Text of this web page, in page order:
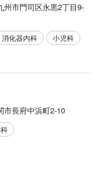
州市門司区永黒2丁目9-
消化器内科 小児科
市長府中浜町2-10